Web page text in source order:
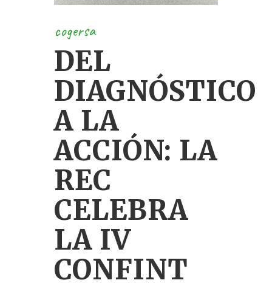
cogersa
DEL
DIAGNÓSTICO
A LA
ACCIÓN: LA
REC
CELEBRA
LA IV
CONFINT